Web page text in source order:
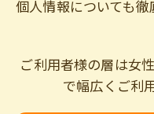
個人情報についても
ご利用者様の層は女
で幅広くご利